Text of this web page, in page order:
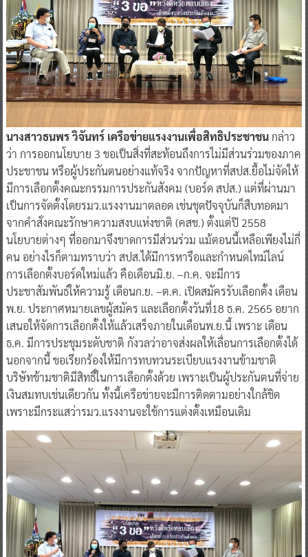
นางสาวธนพร วิจันทร์ เครือข่ายแรงงานเพื่อสิทธิประชาชนกล่าว
ว่า การออกนโยบาย 3 ขอเป็นสิ่งที่สะท้อนถึงการไม่มีส่วนร่วมของภาค
ประชาชน หรือผู้ประกันตนอย่างแท้จริง จากปัญหาที่สปส.ยื้อไม่จัดให้
มีการเลือกตั้งคณะกรรมการประกันสังคม (บอร์ด สปส.) แต่ที่ผ่านมา
เป็นการจัดตั้งโดยรมว.แรงงานมาตลอด เช่นชุดปัจจุบันก็สืบทอดมา
จากคำสั่งคณะรักษาความสงบแห่งชาติ (คสช.) ตั้งแต่ปี 2558
นโยบายต่างๆ ที่ออกมาจึงขาดการมีส่วนร่วม แม้ตอนนี้เหลือเพียงไม่กี่
คน อย่างไรก็ตามทราบว่า สปส.ได้มีการหารือและกำหนดไทม์ไลน์
การเลือกตั้งบอร์ดใหม่แล้ว คือเดือนมิ.ย. –ก.ค. จะมีการ
ประชาสัมพันธ์ให้ความรู้ เดือนก.ย. –ต.ค. เปิดสมัครรับเลือกตั้ง เดือน
พ.ย. ประกาศหมายเลขผู้สมัคร และเลือกตั้งวันที่18 ธ.ค. 2565 อยาก
เสนอให้จัดการเลือกตั้งให้แล้วเสร็จภายในเดือนพ.ย.นี้ เพราะ เดือน
ธ.ค. มีการประชุมระดับชาติ กังวลว่าอาจส่งผลให้เลื่อนการเลือกตั้งได้
นอกจากนี้ ขอเรียกร้องให้มีการทบทวนระเบียบแรงงานข้ามชาติ
บริษัทข้ามชาติมีสิทธิ์ในการเลือกตั้งด้วย เพราะเป็นผู้ประกันตนที่จ่าย
เงินสมทบเช่นเดียวกัน ทั้งนี้เครือข่ายจะมีการติดตามอย่างใกล้ชิด
เพราะมีกระแสว่ารมว.แรงงานจะใช้การแต่งตั้งเหมือนเดิม